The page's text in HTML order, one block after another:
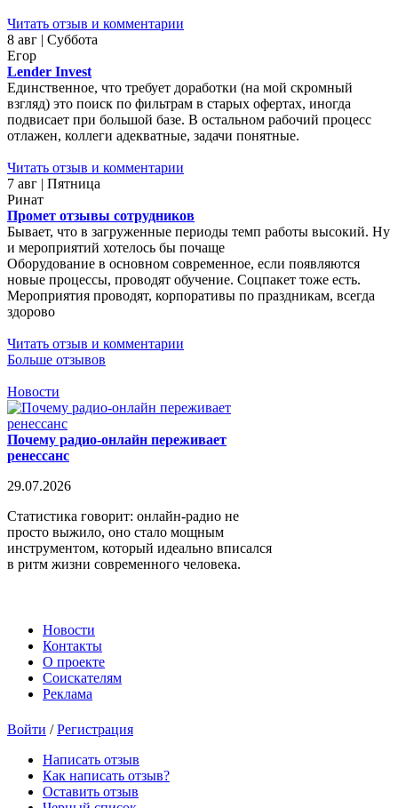
Читать отзыв и комментарии
8 авг | Суббота
Егор
Lender Invest
Единственное, что требует доработки (на мой скромный
взгляд) это поиск по фильтрам в старых офертах, иногда
подвисает при большой базе. В остальном рабочий процесс
отлажен, коллеги адекватные, задачи понятные.
Читать отзыв и комментарии
7 авг | Пятница
Ринат
Промет отзывы сотрудников
Бывает, что в загруженные периоды темп работы высокий. Ну
и мероприятий хотелось бы почаще
Оборудование в основном современное, если появляются
новые процессы, проводят обучение. Соцпакет тоже есть.
Мероприятия проводят, корпоративы по праздникам, всегда
здорово
Читать отзыв и комментарии
Больше отзывов
Новости
Почему радио-онлайн переживает
ренессанс
29.07.2026
Статистика говорит: онлайн-радио не
просто выжило, оно стало мощным
инструментом, который идеально вписался
в ритм жизни современного человека.
Новости
Контакты
О проекте
Соискателям
Реклама
Войти /Регистрация
Написать отзыв
Как написать отзыв?
Оставить отзыв